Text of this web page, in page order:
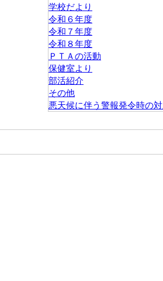
学校だより
令和６年度
令和７年度
令和８年度
ＰＴＡの活動
保健室より
部活紹介
その他
悪天候に伴う警報発令時の